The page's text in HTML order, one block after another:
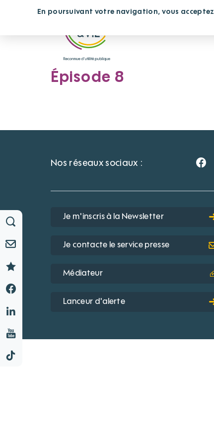
Épisode 8
Nos réseaux sociaux :
Je m'inscris à la Newsletter
Je contacte le service presse
Médiateur
Lanceur d'alerte
En poursuivant votre navigation, vous